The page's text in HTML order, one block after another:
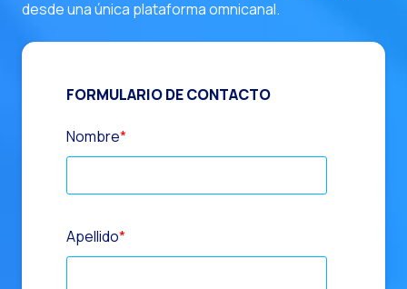
desde una única plataforma omnicanal.
FORMULARIO DE CONTACTO
Nombre*
Apellido*